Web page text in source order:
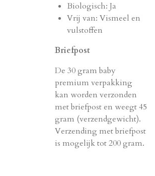
Biologisch: Ja
Vrij van: Vismeel en
vulstoffen
Briefpost
De 30 gram baby
premium verpakking
kan worden verzonden
met briefpost en weegt 45
gram (verzendgewicht).
Verzending met briefpost
is mogelijk tot 200 gram.